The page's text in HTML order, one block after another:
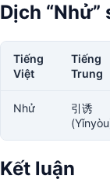
Dịch
Tiếng
Việt
Tiếng
Trung
Nhử
引诱
Kết luận